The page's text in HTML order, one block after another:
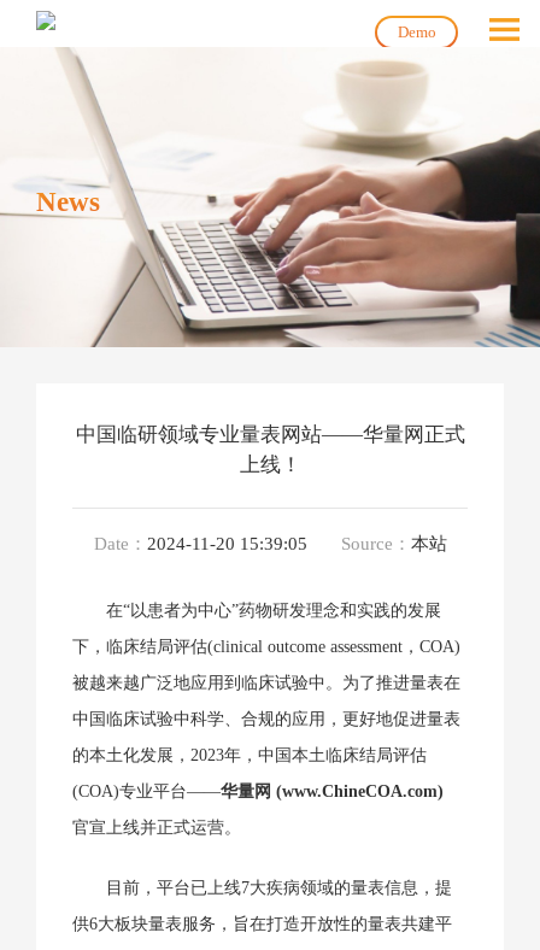
Demo
News
中国临研领域专业量表网站——华量网正式
上线！
Date： 2024-11-20 15:39:05 Source： 本站
在“以患者为中心”药物研发理念和实践的发展
下，临床结局评估(clinical outcome assessment，COA)
被越来越广泛地应用到临床试验中。为了推进量表在
中国临床试验中科学、合规的应用，更好地促进量表
的本土化发展，2023年，中国本土临床结局评估
(COA)专业平台——华量网 (www.ChineCOA.com)
官宣上线并正式运营。
目前，平台已上线7大疾病领域的量表信息，提
供6大板块量表服务，旨在打造开放性的量表共建平